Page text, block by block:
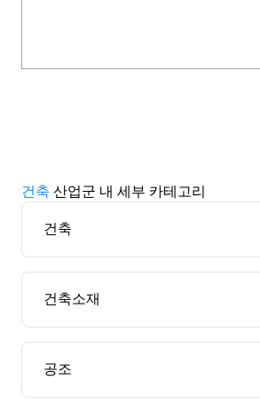
건축 산업군 내 세부 카테고리
건축
건축소재
공조